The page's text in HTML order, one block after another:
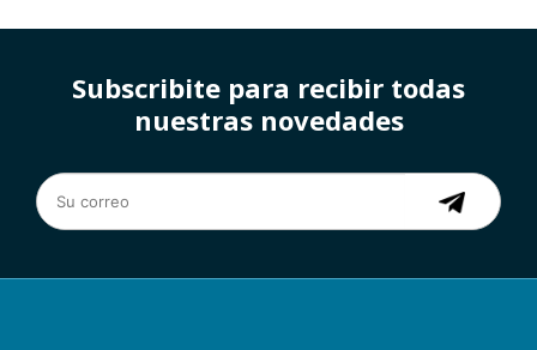
Subscribite para recibir todas
nuestras novedades